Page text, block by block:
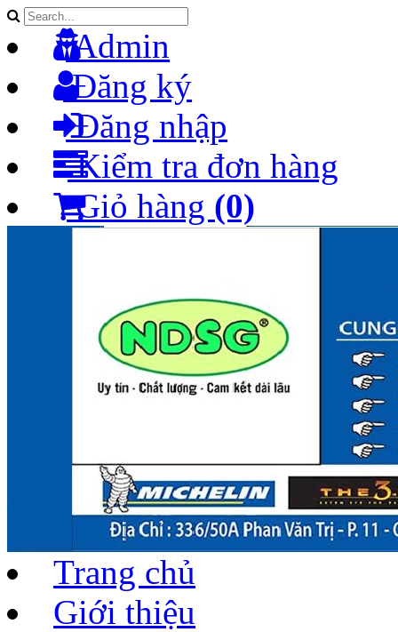
Admin
Đăng ký
Đăng nhập
Kiểm tra đơn hàng
Giỏ hàng (0)
Trang chủ
Giới thiệu